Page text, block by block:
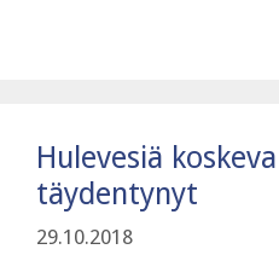
Hulevesiä
täydentynyt
29.10.2018